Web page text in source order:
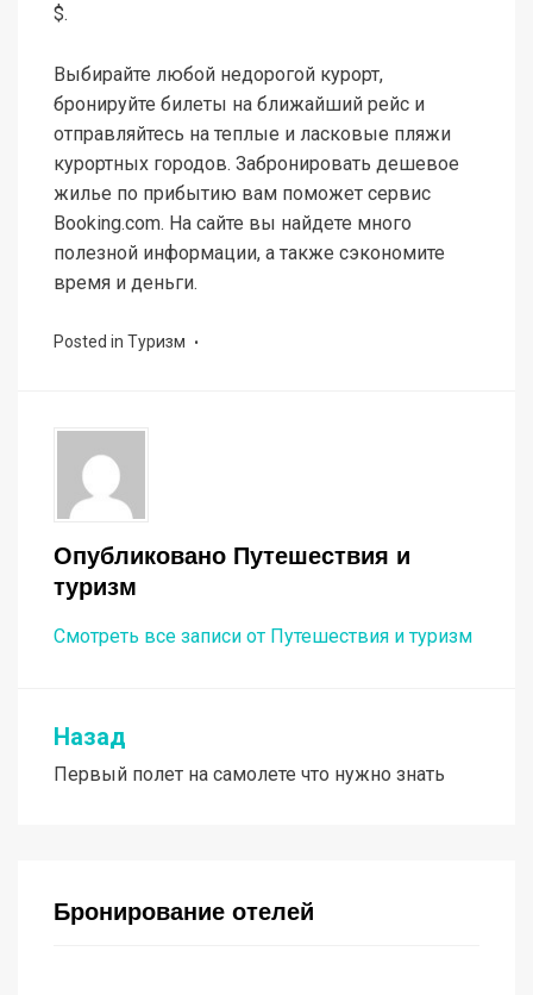
$.
Выбирайте любой недорогой курорт,
бронируйте билеты на ближайший рейс и
отправляйтесь на теплые и ласковые пляжи
курортных городов. Забронировать дешевое
жилье по прибытию вам поможет сервис
Booking.com. На сайте вы найдете много
полезной информации, а также сэкономите
время и деньги.
Posted in Туризм
Опубликовано Путешествия и
туризм
Смотреть все записи от Путешествия и туризм
Навигация
по
Назад
Первый полет на самолете что нужно знать
Бронирование отелей